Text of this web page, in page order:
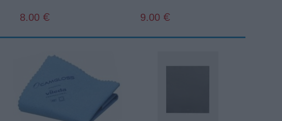
8.00 € 9.00 €